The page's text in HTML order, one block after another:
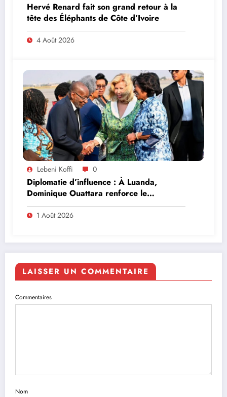
Hervé Renard fait son grand retour à la
tête des Éléphants de Côte d’Ivoire
4 Août 2026
Lebeni Koffi 0
Diplomatie d’influence : À Luanda,
Dominique Ouattara renforce le
leadership solidaire de la Côte d’Ivoire en
Afrique
1 Août 2026
LAISSER UN COMMENTAIRE
Commentaires
Nom